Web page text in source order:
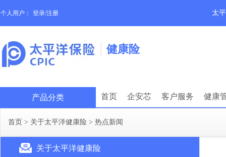
个人用户： 登录/注册 太
健康险
产品分类 首页 企安芯 客户服务 健康
首页 > 关于太平洋健康险 > 热点新闻
关于太平洋健康险